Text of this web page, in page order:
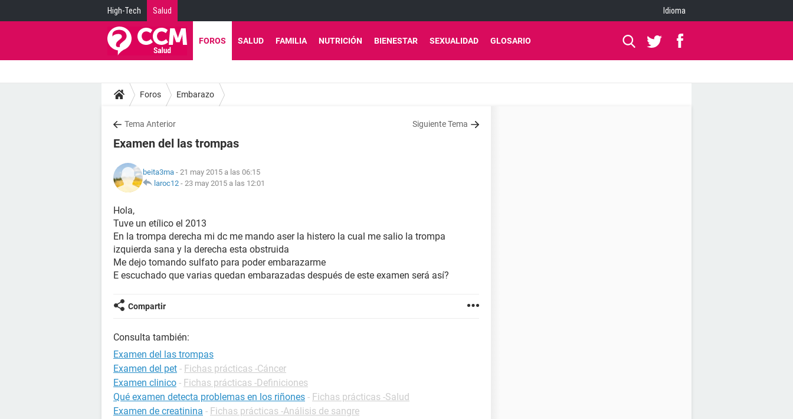
High-Tech Salud Idioma
FOROS SALUD FAMILIA NUTRICIÓN BIENESTAR SEXUALIDAD GLOSARIO
Foros Embarazo
Tema Anterior Siguiente Tema
Examen del las trompas
beita3ma - 21 may 2015 a las 06:15
laroc12 - 23 may 2015 a las 12:01
Hola,
Tuve un etílico el 2013
En la trompa derecha mi dc me mando aser la histero la cual me salio la trompa
izquierda sana y la derecha esta obstruida
Me dejo tomando sulfato para poder embarazarme
E escuchado que varias quedan embarazadas después de este examen será así?
Compartir
Consulta también:
Examen del las trompas
Examen del pet - Fichas prácticas -Cáncer
Examen clinico - Fichas prácticas -Definiciones
Qué examen detecta problemas en los riñones - Fichas prácticas -Salud
Examen de creatinina - Fichas prácticas -Análisis de sangre